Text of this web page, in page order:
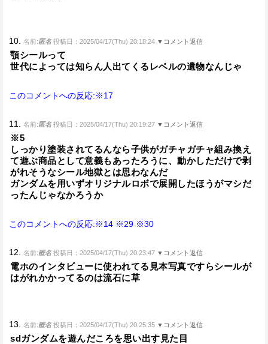
10. 名前:匿名 投稿日：2025/04/17(Thu) 20:18:24 ▼コメント返信
顎シールって
世代によっては知らん人出てくるレベルの遺物なんじゃ
このコメントへの反応:※17
11. 名前:匿名 投稿日：2025/04/17(Thu) 20:19:27 ▼コメント返信
※5
しっかり塗装されてるんなら子供がガチャガチャ組み換え
て遊ぶ商品として意義もあったろうに、動かしただけで剥
がれそうなシール地獄とは思わなんだ
ガンダムを用いずオリジナルロボで展開したほうがマシだ
ったんじゃなかろうか
このコメントへの反応:※14 ※29 ※30
12. 名前:匿名 投稿日：2025/04/17(Thu) 20:23:47 ▼コメント返信
電ホのインタビューに使われてる見本写真ですらシールが
はがれかかってるのは流石に草
13. 名前:匿名 投稿日：2025/04/17(Thu) 20:25:35 ▼コメント返信
sdガンダムを遊んだころを思い出す見た目